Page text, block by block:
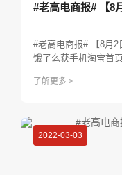
#老高电商报# 【8
#老高电商报# 【8月
饿了么获手机淘宝首
重新掌舵百度 强调搜
了解更多 >
2022-03-03